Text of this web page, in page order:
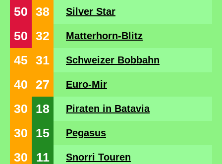
50 38 Silver Star
50 32 Matterhorn-Blitz
45 31 Schweizer Bobbahn
40 27 Euro-Mir
30 18 Piraten in Batavia
30 15 Pegasus
30 11 Snorri Touren